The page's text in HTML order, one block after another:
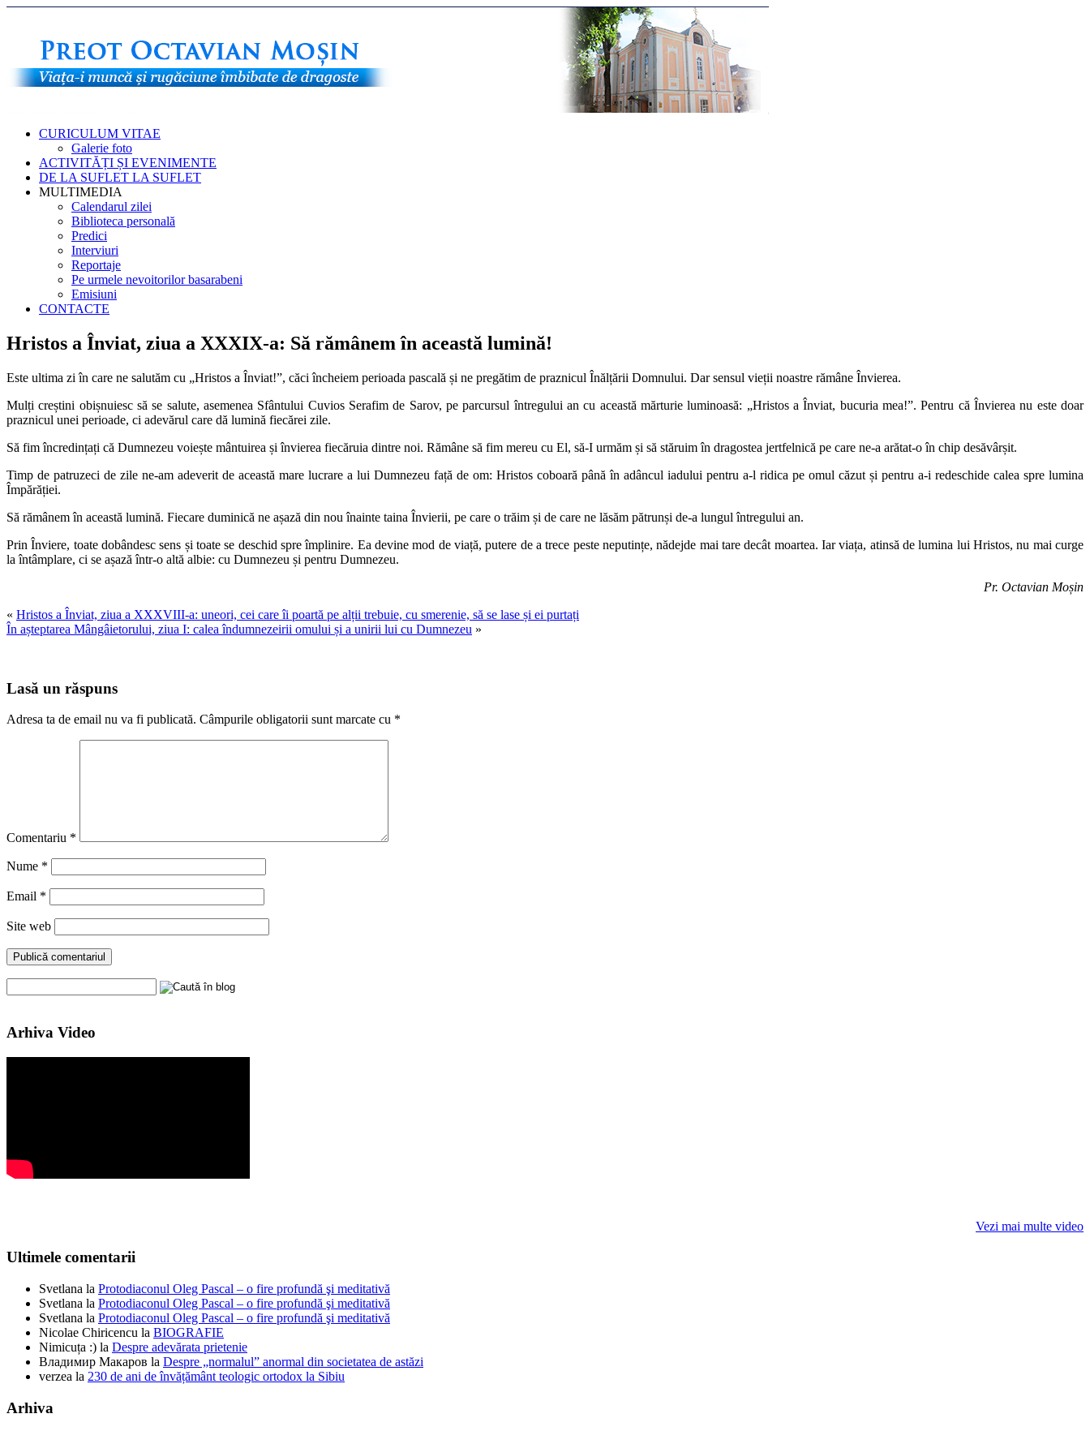
CURICULUM VITAE
Galerie foto
ACTIVITĂȚI ȘI EVENIMENTE
DE LA SUFLET LA SUFLET
MULTIMEDIA
Calendarul zilei
Biblioteca personală
Predici
Interviuri
Reportaje
Pe urmele nevoitorilor basarabeni
Emisiuni
CONTACTE
Hristos a Înviat, ziua a XXXIX-a: Să rămânem în această lumină!
Este ultima zi în care ne salutăm cu „Hristos a Înviat!”, căci încheiem perioada pascală și ne pregătim de praznicul Înălțării Domnului. Dar sensul vieții noastre rămâne Învierea.
Mulți creștini obișnuiesc să se salute, asemenea Sfântului Cuvios Serafim de Sarov, pe parcursul întregului an cu această mărturie luminoasă: „Hristos a Înviat, bucuria mea!”. Pentru că Învierea nu este doar
praznicul unei perioade, ci adevărul care dă lumină fiecărei zile.
Să fim încredințați că Dumnezeu voiește mântuirea și învierea fiecăruia dintre noi. Rămâne să fim mereu cu El, să-I urmăm și să stăruim în dragostea jertfelnică pe care ne-a arătat-o în chip desăvârșit.
Timp de patruzeci de zile ne-am adeverit de această mare lucrare a lui Dumnezeu față de om: Hristos coboară până în adâncul iadului pentru a-l ridica pe omul căzut și pentru a-i redeschide calea spre lumina
Împărăției.
Să rămânem în această lumină. Fiecare duminică ne așază din nou înainte taina Învierii, pe care o trăim și de care ne lăsăm pătrunși de-a lungul întregului an.
Prin Înviere, toate dobândesc sens și toate se deschid spre împlinire. Ea devine mod de viață, putere de a trece peste neputințe, nădejde mai tare decât moartea. Iar viața, atinsă de lumina lui Hristos, nu mai curge
la întâmplare, ci se așază într-o altă albie: cu Dumnezeu și pentru Dumnezeu.
Pr. Octavian Moșin
« Hristos a Înviat, ziua a XXXVIII-a: uneori, cei care îi poartă pe alții trebuie, cu smerenie, să se lase și ei purtați
În așteptarea Mângâietorului, ziua I: calea îndumnezeirii omului și a unirii lui cu Dumnezeu »
Lasă un răspuns
Adresa ta de email nu va fi publicată. Câmpurile obligatorii sunt marcate cu *
Comentariu *
Nume *
Email *
Site web
Arhiva Video
Vezi mai multe video
Ultimele comentarii
Svetlana la Protodiaconul Oleg Pascal – o fire profundă şi meditativă
Svetlana la Protodiaconul Oleg Pascal – o fire profundă şi meditativă
Svetlana la Protodiaconul Oleg Pascal – o fire profundă şi meditativă
Nicolae Chiricencu la BIOGRAFIE
Nimicuța :) la Despre adevărata prietenie
Владимир Макаров la Despre „normalul” anormal din societatea de astăzi
verzea la 230 de ani de învățământ teologic ortodox la Sibiu
Arhiva